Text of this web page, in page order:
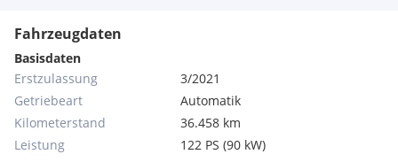
Fahrzeugdaten
Basisdaten
Erstzulassung
3/2021
Getriebeart
Automatik
Kilometerstand
36.458 km
Leistung
122 PS (90 kW)